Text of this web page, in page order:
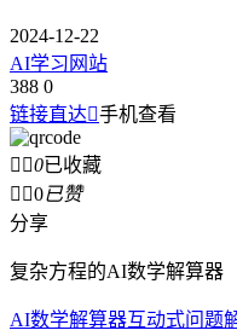
2024-12-22
AI学习网站
388 0
链接直达手机查看
 0已收藏
 0已赞
分享
复杂方程的AI数学解算器
AI数学解算器互动式问题